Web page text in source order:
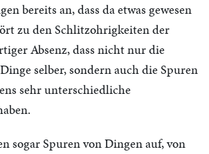
bereits an, dass da etwas gewesen
zu den Schlitzohrigkeiten der
Absenz, dass nicht nur die
selber, sondern auch die Spuren
sehr unterschiedliche
sogar Spuren von Dingen auf, von